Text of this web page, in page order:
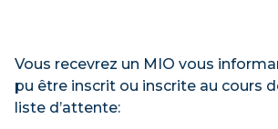
Vous recevrez un MIO vous
pu être inscrit ou inscrite au cours
liste d’attente: